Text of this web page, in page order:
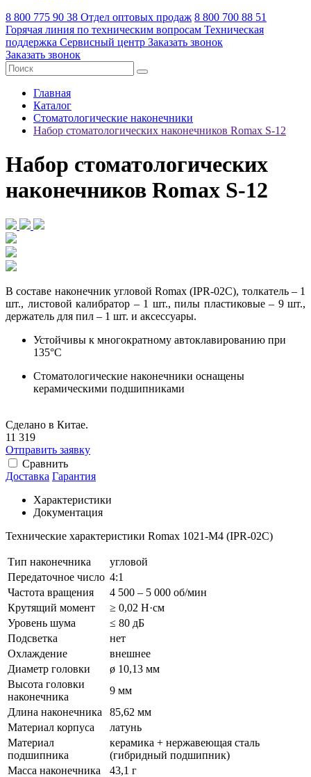
8 800 775 90 38 Отдел оптовых продаж 8 800 700 88 51
Горячая линия по техническим вопросам Техническая
поддержка Сервисный центр Заказать звонок
Заказать звонок
Главная
Каталог
Стоматологические наконечники
Набор стоматологических наконечников Romax S-12
Набор стоматологических
наконечников Romax S-12
В составе наконечник угловой Romax (IPR-02C), толкатель – 1
шт., листовой калибратор – 1 шт., пилы пластиковые – 9 шт.,
держатель для пил – 1 шт. и аксессуары.
Устойчивы к многократному автоклавированию при
135°C
Стоматологические наконечники оснащены
керамическими подшипниками
Сделано в Китае.
11 319
Отправить заявку
Сравнить
Доставка Гарантия
Характеристики
Документация
Технические характеристики Romax 1021-M4 (IPR-02C)
Тип наконечника
угловой
Передаточное число 4:1
Частота вращения
4 500 – 5 000 об/мин
Крутящий момент
≥ 0,02 Н·см
Уровень шума
≤ 80 дБ
Подсветка
нет
Охлаждение
внешнее
Диаметр головки
ø 10,13 мм
Высота головки
наконечника
9 мм
Длина наконечника
85,62 мм
Материал корпуса
латунь
Материал
подшипника
керамика + нержавеющая сталь
(гибридный подшипник)
Масса наконечника
43,1 г